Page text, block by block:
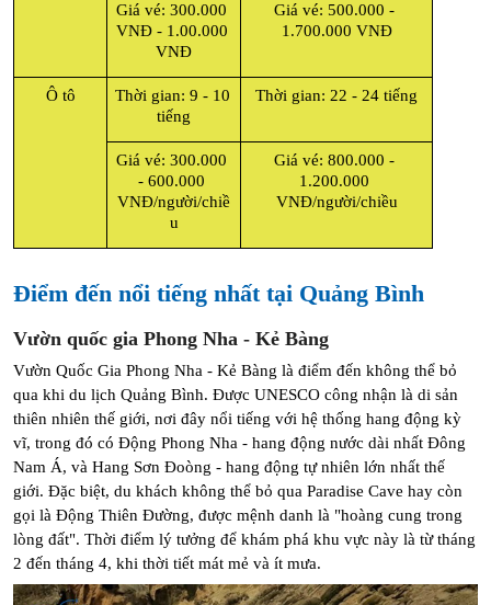
Giá vé: 300.000
VNĐ - 1.00.000
VNĐ
Giá vé: 500.000 -
1.700.000 VNĐ
Ô tô
Thời gian: 9 - 10
tiếng
Thời gian: 22 - 24 tiếng
Giá vé: 300.000
- 600.000
VNĐ/người/chiề
u
Giá vé: 800.000 -
1.200.000
VNĐ/người/chiều
Điểm đến nổi tiếng nhất tại Quảng Bình
Vườn quốc gia Phong Nha - Kẻ Bàng
Vườn Quốc Gia Phong Nha - Kẻ Bàng là điểm đến không thể bỏ
qua khi du lịch Quảng Bình. Được UNESCO công nhận là di sản
thiên nhiên thế giới, nơi đây nổi tiếng với hệ thống hang động kỳ
vĩ, trong đó có Động Phong Nha - hang động nước dài nhất Đông
Nam Á, và Hang Sơn Đoòng - hang động tự nhiên lớn nhất thế
giới. Đặc biệt, du khách không thể bỏ qua Paradise Cave hay còn
gọi là Động Thiên Đường, được mệnh danh là "hoàng cung trong
lòng đất". Thời điểm lý tưởng để khám phá khu vực này là từ tháng
2 đến tháng 4, khi thời tiết mát mẻ và ít mưa.